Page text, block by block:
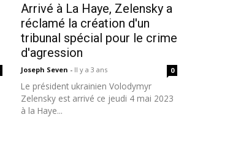
Arrivé à La Haye, Zelensky a
réclamé la création d'un
tribunal spécial pour le crime
d'agression
Joseph Seven - Il y a 3 ans 0
Le président ukrainien Volodymyr
Zelensky est arrivé ce jeudi 4 mai 2023
à la Haye...